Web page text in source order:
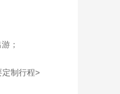
；
定制行程>